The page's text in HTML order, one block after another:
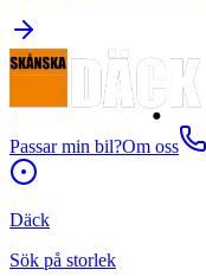
Passar min bil?Om oss
Däck
Sök på storlek